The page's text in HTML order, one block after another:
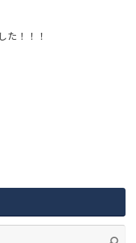
た！！！